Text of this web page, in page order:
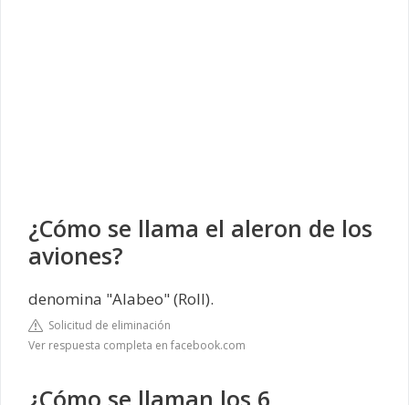
¿Cómo se llama el aleron de los
aviones?
denomina "Alabeo" (Roll).
Solicitud de eliminación
Ver respuesta completa en facebook.com
¿Cómo se llaman los 6